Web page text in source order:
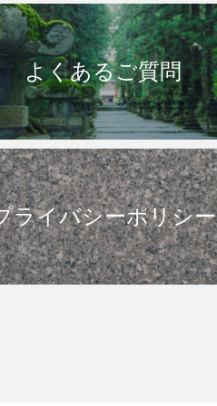
よくあるご質問
ライバシーポリシー